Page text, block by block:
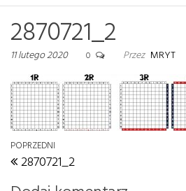
2870721_2
11 lutego 2020 0 Przez MRYT
Nawigacja wpisu
Poprzedni wpis
POPRZEDNI
2870721_2